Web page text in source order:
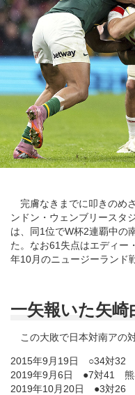
完膚なきまでに叩きのめ
ンドン・ウェンブリースタ
は、同1位でW杯2連覇中の
た。なお61失点はエディー
年10月のニュージーランド
一矢報いた矢崎
この大敗で日本対南アの
2015年9月19日 ○34対32
2019年9月6日 ●7対41 熊
2019年10月20日 ●3対26